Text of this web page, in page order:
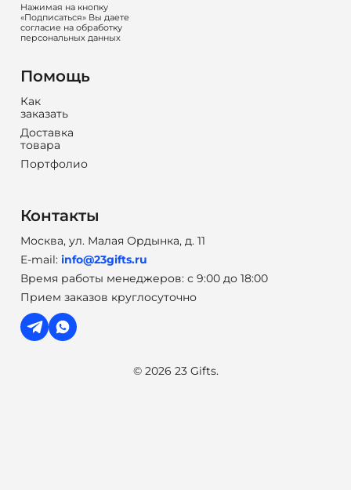
Нажимая на кнопку
«Подписаться» Вы даете
согласие на обработку
персональных данных
Помощь
Как
заказать
Доставка
товара
Портфолио
Контакты
Москва, ул. Малая Ордынка, д. 11
E-mail: info@23gifts.ru
Время работы менеджеров: с 9:00 до 18:00
Прием заказов круглосуточно
© 2026 23 Gifts.